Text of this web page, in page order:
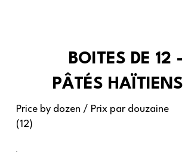
BOITES DE 12 -
PÂTÉS HAÏTIENS
Price by dozen / Prix par douzaine
(12)